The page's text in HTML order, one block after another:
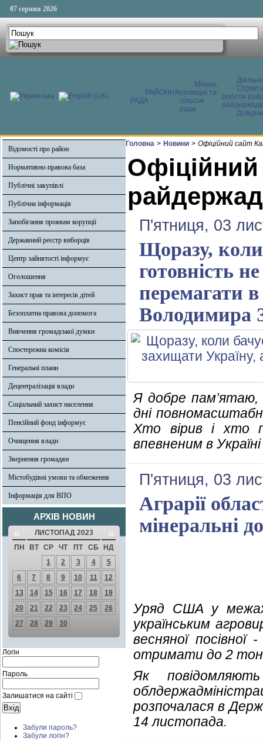
07 серпня 2026
РАЙОННА
РАДА
Міська,
селищні та
сільські
ради
роботи
Відомості про район
Нормативно-правова база
Публічні закупівлі
Публічна інформація
Запобігання проявам корупції
Державний реєстр виборців
Центр зайнятості інформує
Оголошення
Захист прав та інтересів дітей
Безоплатна правова допомога
Вивчення громадської думки
Спостережна комісія
Генеральні плани
Децентралізація влади
Соціальний захист населення
Пенсійний фонд інформує
Очищення влади
Звернення громадян
Містобудівні умови та обмеження
Інформація для ВПО
АРХІВ НОВИН
« ЛИСТОПАД 2023 »
ПН ВТ СР ЧТ ПТ СБ
НД
1
2 3 4
5
6
7 8 9 10 11
12
13
14 15 16 17 18
19
20
21 22 23 24 25
26
27
28 29 30
Логін
Пароль
Залишатися на сайті
Забули пароль?
Забули логін?
Головна > Новини > Офіційний сайт
П'ятниця, 03
Щоразу,
готовність
перемагати
Володимира
Я добре пам’ятаю,
дні
Хто вірив і хто
впевненим в
П'ятниця, 03
Аграрії
мінеральні
Уряд США у межах
українським
весняної
отримати до 2
Як
розпочалася в
14 листопада.